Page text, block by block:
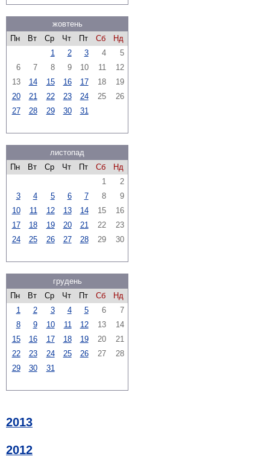
жовтень
Пн
Вт Ср Чт Пт Сб
Нд
1
2 3 4
5
6
7 8 9 10 11
12
13
14 15 16 17 18
19
20
21 22 23 24 25
26
27
28 29 30 31
листопад
Пн
Вт Ср Чт Пт Сб
Нд
1
2
3
4 5 6 7 8
9
10
11 12 13 14 15
16
17
18 19 20 21 22
23
24
25 26 27 28 29 30
грудень
Пн
Вт Ср Чт Пт Сб
Нд
1
2 3 4 5 6
7
8
9 10 11 12 13
14
15
16 17 18 19 20
21
22
23 24 25 26 27
28
29
30 31
2013
2012